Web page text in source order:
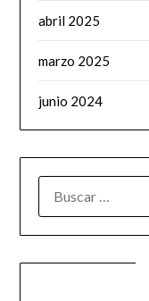
abril 2025
marzo 2025
junio 2024